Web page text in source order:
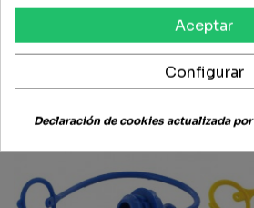
2,18 € 1,85 €
Aceptar
Configurar
Declaración de cookies actualizada